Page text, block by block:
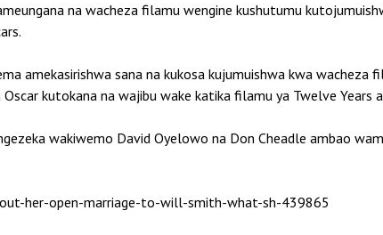
na wacheza filamu wengine kushutumu
amekasirishwa sana na kukosa kujumuishwa kwa wacheza
kutokana na wajibu wake katika filamu ya Twelve Years
wakiwemo David Oyelowo na Don Cheadle ambao